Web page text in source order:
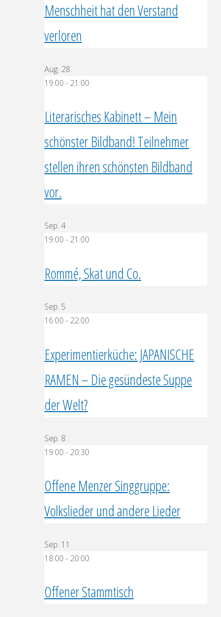
Menschheit hat den Verstand
verloren
Aug. 28
19:00 - 21:00
Literarisches Kabinett – Mein
schönster Bildband! Teilnehmer
stellen ihren schönsten Bildband
vor.
Sep. 4
19:00 - 21:00
Rommé, Skat und Co.
Sep. 5
16:00 - 22:00
Experimentierküche: JAPANISCHE
RAMEN – Die gesündeste Suppe
der Welt?
Sep. 8
19:00 - 20:30
Offene Menzer Singgruppe:
Volkslieder und andere Lieder
Sep. 11
18:00 - 20:00
Offener Stammtisch